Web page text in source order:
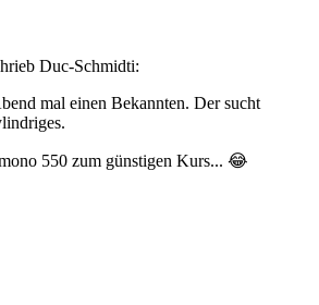
Duc-Schmidti:
mal einen Bekannten. Der sucht
550 zum günstigen Kurs... 😂